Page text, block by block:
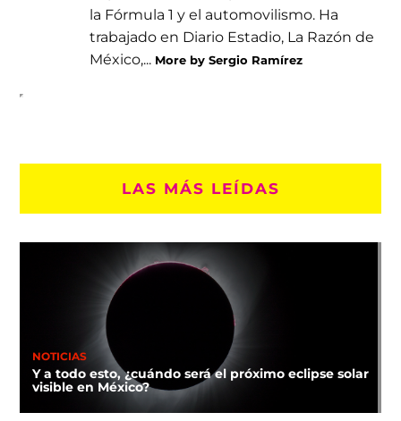
la Fórmula 1 y el automovilismo. Ha
trabajado en Diario Estadio, La Razón de
México,... More by Sergio Ramírez
LAS MÁS LEÍDAS
NOTICIAS
Y a todo esto, ¿cuándo será el próximo eclipse solar
visible en México?